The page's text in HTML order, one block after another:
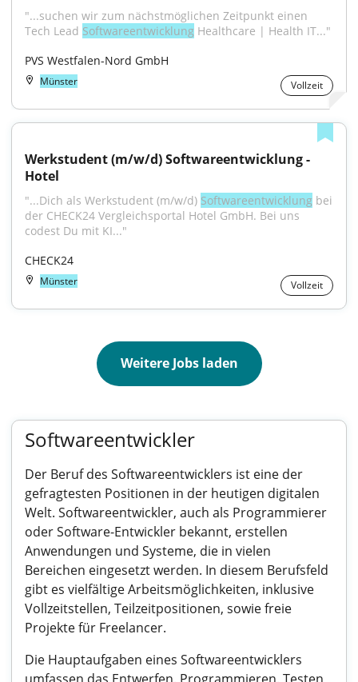
"...suchen wir zum nächstmöglichen Zeitpunkt einen
Tech Lead Softwareentwicklung Healthcare | Health IT..."
PVS Westfalen-Nord GmbH
Münster Vollzeit
Werkstudent (m/w/d) Softwareentwicklung -
Hotel
"...Dich als Werkstudent (m/w/d) Softwareentwicklung bei
der CHECK24 Vergleichsportal Hotel GmbH. Bei uns
codest Du mit KI..."
CHECK24
Münster Vollzeit
Weitere Jobs laden
Softwareentwickler
Der Beruf des Softwareentwicklers ist eine der
gefragtesten Positionen in der heutigen digitalen
Welt. Softwareentwickler, auch als Programmierer
oder Software-Entwickler bekannt, erstellen
Anwendungen und Systeme, die in vielen
Bereichen eingesetzt werden. In diesem Berufsfeld
gibt es vielfältige Arbeitsmöglichkeiten, inklusive
Vollzeitstellen, Teilzeitpositionen, sowie freie
Projekte für Freelancer.
Die Hauptaufgaben eines Softwareentwicklers